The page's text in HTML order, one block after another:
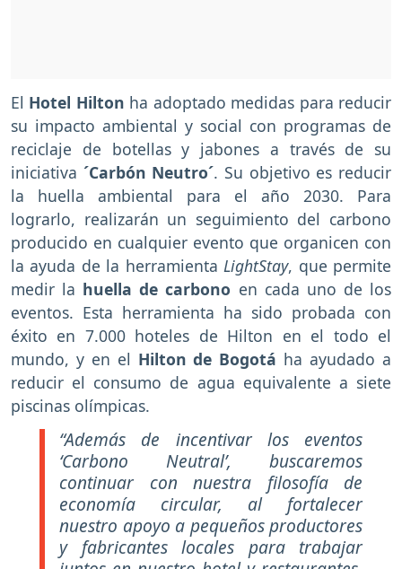
El Hotel Hilton ha adoptado medidas para reducir
su impacto ambiental y social con programas de
reciclaje de botellas y jabones a través de su
iniciativa ´Carbón Neutro´. Su objetivo es reducir
la huella ambiental para el año 2030. Para
lograrlo, realizarán un seguimiento del carbono
producido en cualquier evento que organicen con
la ayuda de la herramienta LightStay, que permite
medir la huella de carbono en cada uno de los
eventos. Esta herramienta ha sido probada con
éxito en 7.000 hoteles de Hilton en el todo el
mundo, y en el Hilton de Bogotá ha ayudado a
reducir el consumo de agua equivalente a siete
piscinas olímpicas.
“Además de incentivar los eventos
‘Carbono Neutral’, buscaremos
continuar con nuestra filosofía de
economía circular, al fortalecer
nuestro apoyo a pequeños productores
y fabricantes locales para trabajar